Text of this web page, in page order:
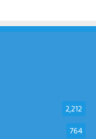
2,212
764